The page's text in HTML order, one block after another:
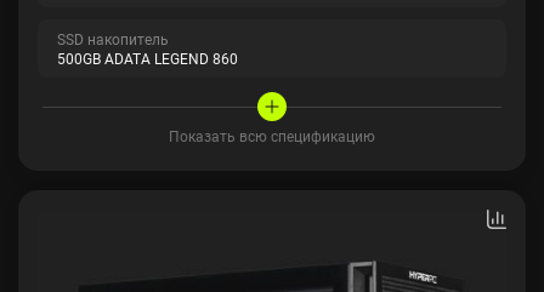
SSD накопитель
500GB ADATA LEGEND 860
Показать всю спецификацию